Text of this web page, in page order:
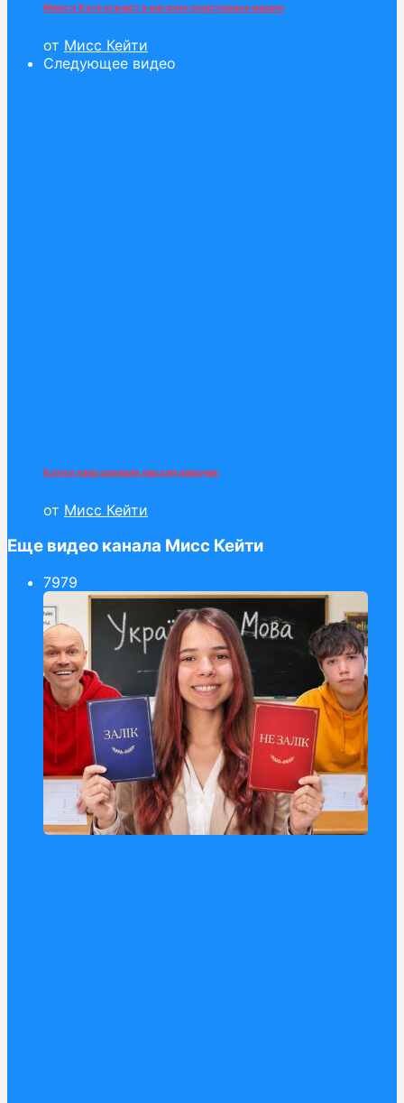
Макс и Катя играют в магазин спортивных машин
от Мисс Кейти
Следующее видео
Катя и папа сделали лак для девочек
от Мисс Кейти
Еще видео канала Мисс Кейти
7979